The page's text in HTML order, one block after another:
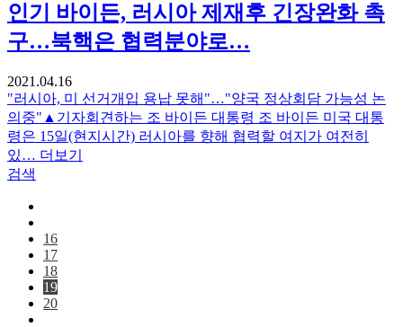
인기
바이든, 러시아 제재후 긴장완화 촉
구…북핵은 협력분야로…
2021.04.16
"러시아, 미 선거개입 용납 못해"…"양국 정상회담 가능성 논
의중"▲기자회견하는 조 바이든 대통령 조 바이든 미국 대통
령은 15일(현지시간) 러시아를 향해 협력할 여지가 여전히
있… 더보기
검색
16
17
18
19
20